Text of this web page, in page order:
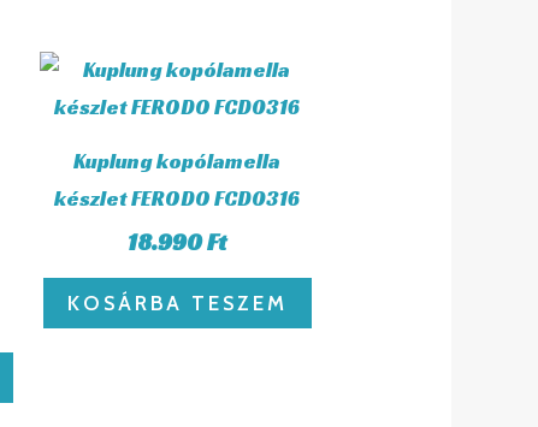
Kuplung kopólamella
készlet FERODO FCD0316
18.990Ft
KOSÁRBA TESZEM